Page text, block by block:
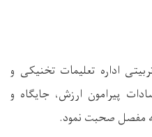
اداره تعلیمات تخنیکی و
پیرامون ارزش، جایگاه و
مفصل صحبت نمود.